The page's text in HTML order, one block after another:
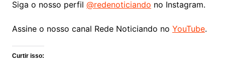
Siga o nosso perfil @redenoticiando no Instagram.
Assine o nosso canal Rede Noticiando no YouTube.
Curtir isso: